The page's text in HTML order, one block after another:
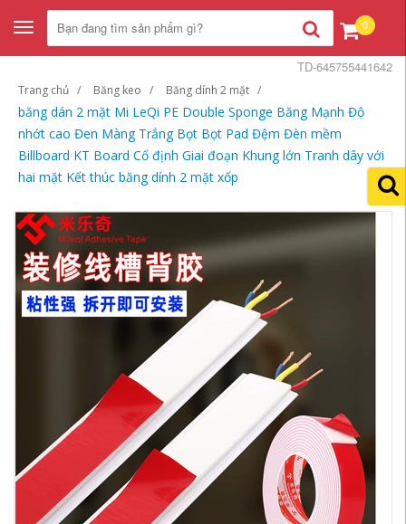
Toggle
navigation
0
Trang chủ Băng keo Băng dính 2 mặt
băng dán 2 mặt Mi LeQi PE Double Sponge Băng Mạnh Độ
nhớt cao Đen Màng Trắng Bọt Bọt Pad Đệm Đèn mềm
Billboard KT Board Cố định Giai đoạn Khung lớn Tranh dây với
hai mặt Kết thúc băng dính 2 mặt xốp
TD-645755441642